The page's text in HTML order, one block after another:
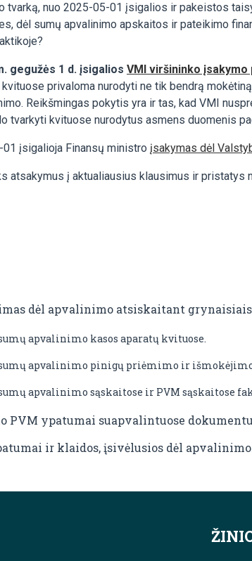
tvarką, nuo 2025-05-01 įsigalios ir pakeistos
dėl sumų apvalinimo apskaitos ir pateikimo
gegužės 1 d. įsigalios VMI viršininko įsakymo
privaloma nurodyti ne tik bendrą
Reikšmingas pokytis yra ir tas, kad VMI
tvarkyti kvituose nurodytus asmens duomenis
įsigalioja Finansų ministro įsakymas dėl
atsakymus į aktualiausius klausimus ir pristatys
dėl apvalinimo atsiskaitant
apvalinimo kasos aparatų kvituose.
apvalinimo pinigų priėmimo ir
apvalinimo sąskaitose ir PVM sąskaitose
PVM ypatumai suapvalintuose
ir klaidos, įsivėlusios dėl